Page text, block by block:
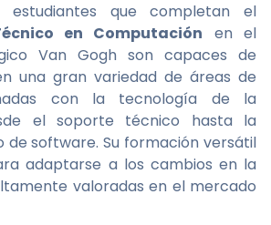
estudiantes que completan el
en Computación en el
Van Gogh son capaces de
una gran variedad de áreas de
con la tecnología de la
el soporte técnico hasta la
de software. Su formación versátil
adaptarse a los cambios en la
valoradas en el mercado